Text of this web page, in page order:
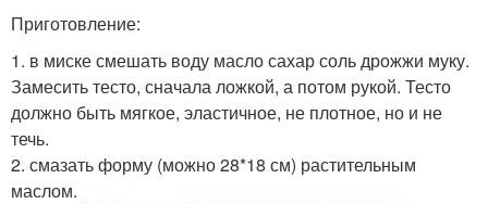
Приготовление:
1. в миске смешать воду масло сахар соль дрожжи муку.
Замесить тесто, сначала ложкой, а потом рукой. Тесто
должно быть мягкое, эластичное, не плотное, но и не
течь.
2. смазать форму (можно 28*18 см) растительным
маслом.